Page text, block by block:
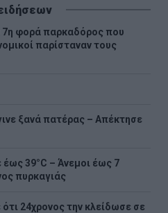
7η φορά παρκαδόρος που
παρίσταναν τους
ξανά πατέρας – Απέκτησε
έως 39°C – Άνεμοι έως 7
πυρκαγιάς
24χρονος την κλείδωσε σε